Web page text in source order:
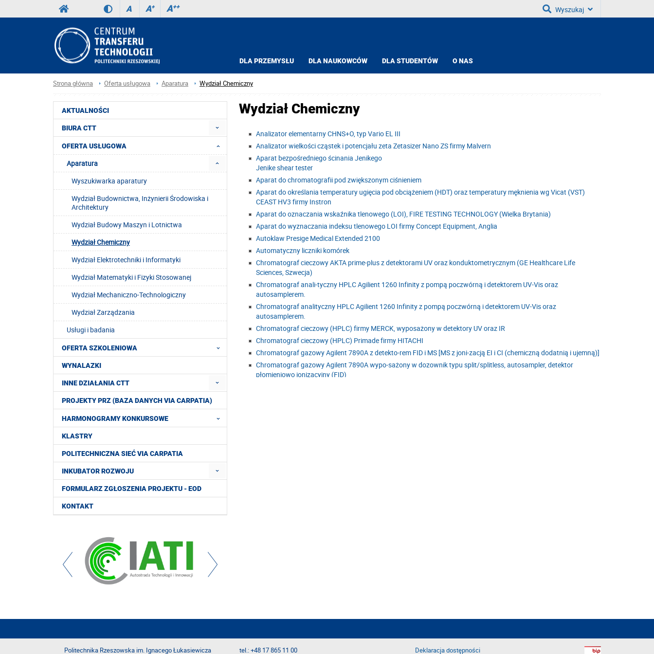
A A+ A++ Wyszukaj
DLA PRZEMYSŁU DLA NAUKOWCÓW DLA STUDENTÓW O NAS
Strona główna Oferta usługowa Aparatura Wydział Chemiczny
AKTUALNOŚCI
BIURA CTT
OFERTA USŁUGOWA
Aparatura
Wyszukiwarka aparatury
Wydział Budownictwa, Inżynierii Środowiska i
Architektury
Wydział Budowy Maszyn i Lotnictwa
Wydział Chemiczny
Wydział Elektrotechniki i Informatyki
Wydział Matematyki i Fizyki Stosowanej
Wydział Mechaniczno-Technologiczny
Wydział Zarządzania
Usługi i badania
OFERTA SZKOLENIOWA
WYNALAZKI
INNE DZIAŁANIA CTT
PROJEKTY PRZ (BAZA DANYCH VIA CARPATIA)
HARMONOGRAMY KONKURSOWE
KLASTRY
POLITECHNICZNA SIEĆ VIA CARPATIA
INKUBATOR ROZWOJU
FORMULARZ ZGŁOSZENIA PROJEKTU - EOD
KONTAKT
Wydział Chemiczny
Politechnika Rzeszowska im. Ignacego Łukasiewicza tel.: +48 17 865 11 00 Deklaracja dostępności